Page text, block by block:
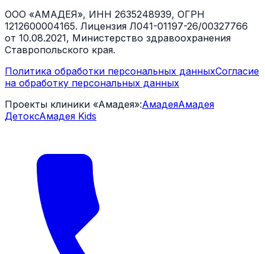
ООО «АМАДЕЯ», ИНН 2635248939, ОГРН
1212600004165. Лицензия Л041-01197-26/00327766
от 10.08.2021, Министерство здравоохранения
Ставропольского края.
Политика обработки персональных данныхСогласие
на обработку персональных данных
Проекты клиники «Амадея»:АмадеяАмадея
ДетоксАмадея Kids